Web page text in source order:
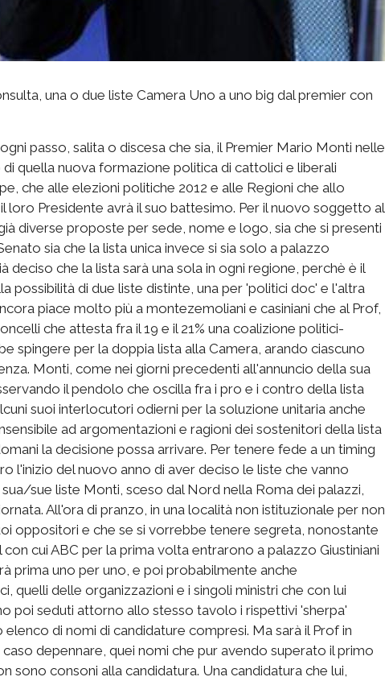
una o due liste Camera Uno a uno big dal premier con
passo, salita o discesa che sia, il Premier Mario Monti nelle
quella nuova formazione politica di cattolici e liberali
che alle elezioni politiche 2012 e alle Regioni che allo
loro Presidente avrà il suo battesimo. Per il nuovo soggetto al
diverse proposte per sede, nome e logo, sia che si presenti
sia che la lista unica invece si sia solo a palazzo
deciso che la lista sarà una sola in ogni regione, perchè è il
possibilità di due liste distinte, una per 'politici doc' e l'altra
piace molto più a montezemoliani e casiniani che al Prof,
che attesta fra il 19 e il 21% una coalizione politici-
spingere per la doppia lista alla Camera, arando ciascuno
Monti, come nei giorni precedenti all'annuncio della sua
il pendolo che oscilla fra i pro e i contro della lista
suoi interlocutori odierni per la soluzione unitaria anche
ad argomentazioni e ragioni dei sostenitori della lista
la decisione possa arrivare. Per tenere fede a un timing
l'inizio del nuovo anno di aver deciso le liste che vanno
sue liste Monti, sceso dal Nord nella Roma dei palazzi,
All'ora di pranzo, in una località non istituzionale per non
oppositori e che se si vorrebbe tenere segreta, nonostante
cui ABC per la prima volta entrarono a palazzo Giustiniani
prima uno per uno, e poi probabilmente anche
quelli delle organizzazioni e i singoli ministri che con lui
poi seduti attorno allo stesso tavolo i rispettivi 'sherpa'
di nomi di candidature compresi. Ma sarà il Prof in
depennare, quei nomi che pur avendo superato il primo
sono consoni alla candidatura. Una candidatura che lui,